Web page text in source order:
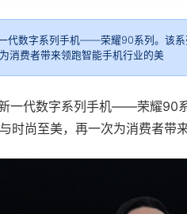
代数字系列手机——荣耀90系列。该系
消费者带来领跑智能手机行业的美
一代数字系列手机——荣耀90
时尚至美，再一次为消费者带